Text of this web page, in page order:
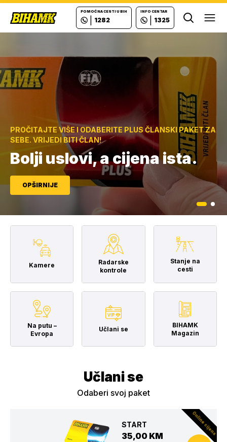
POMOĆ NA CESTI U BIH
1282
INFO CENTAR
1325
Važno saopštenje za sve
vozače!
PROČITAJTE VIŠE I ODABERITE PLUS ČLANSKI PAKET ZA
SEBE. VRIJEDI BITI ČLAN!
Bolji uslovi, a cijena ista.
OPŠIRNIJE
Kamere
Radarske
kontrole
Stanje na
cesti
Na putu –
Evropa
Učlani se
BIHAMK
Magazin
Učlani se
Odaberi svoj paket
Online cijena
START
35,00 KM